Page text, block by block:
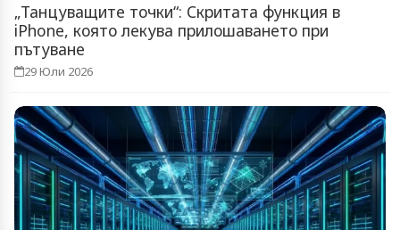
„Танцуващите точки“: Скритата функция в
iPhone, която лекува прилошаването при
пътуване
29 Юли 2026